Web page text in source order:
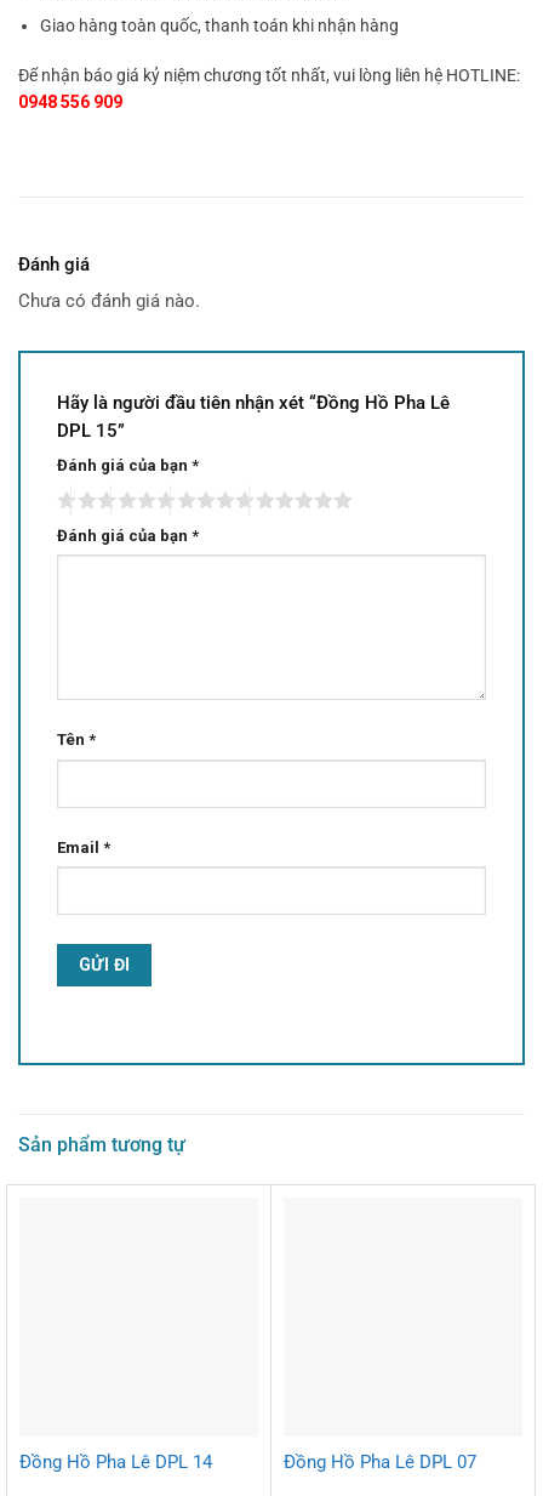
Giao hàng toàn quốc, thanh toán khi nhận hàng
Để nhận báo giá kỷ niệm chương tốt nhất, vui lòng liên hệ HOTLINE:
0948 556 909
Đánh giá
Chưa có đánh giá nào.
Hãy là người đầu tiên nhận xét “Đồng Hồ Pha Lê
DPL 15”
Đánh giá của bạn *
Đánh giá của bạn *
Tên *
Email *
Sản phẩm tương tự
Đồng Hồ Pha Lê DPL 14 Đồng Hồ Pha Lê DPL 07